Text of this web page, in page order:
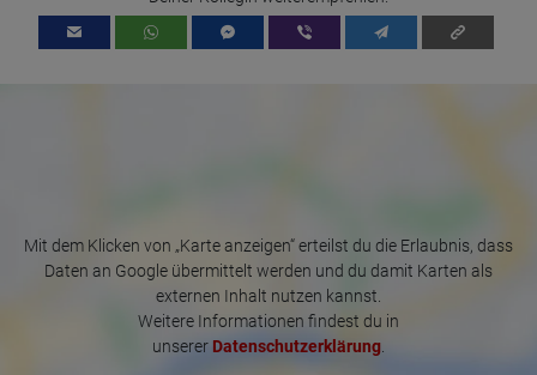
Auch Anfängerinnen oder Quereinsteigerinnen ohne Erfahrung sind
bei uns jederzeit willkommen. Wir arbeiten Dich in jeden Fall in unser
wohlfühlen! :-)
Mit dem Klicken von „Karte anzeigen“ erteilst du die Erlaubnis, dass
Daten an Google übermittelt werden und du damit Karten als
externen Inhalt nutzen kannst.
Weitere Informationen findest du in
unserer Datenschutzerklärung